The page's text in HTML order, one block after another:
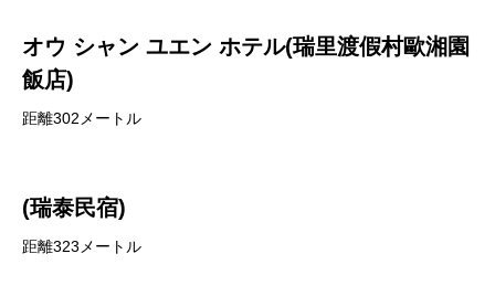
オウ シャン ユエン ホテル(瑞里渡假村歐湘園
飯店)
距離302メートル
(瑞泰民宿)
距離323メートル